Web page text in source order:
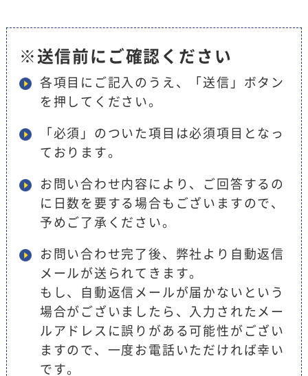
※送信前にご確認ください
各項目にご記入のうえ、「送信」ボタン
を押してください。
「必須」のついた項目は必須項目となっ
ております。
お問い合わせ内容により、ご回答するの
に日数を要する場合もございますので、
予めご了承ください。
お問い合わせ完了後、弊社より自動返信
メールが送られてきます。
もし、自動返信メールが届かないという
場合がございましたら、入力されたメー
ルアドレスに誤りがある可能性がござい
ますので、一度お電話いただければ幸い
です。